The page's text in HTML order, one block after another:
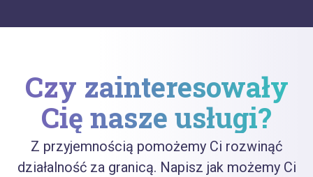
Czy zainteresowały
Cię nasze usługi?
Z przyjemnością pomożemy Ci rozwinąć
działalność za granicą. Napisz jak możemy Ci